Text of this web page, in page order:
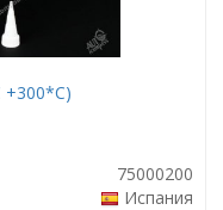
+300*С)
75000200
Испания